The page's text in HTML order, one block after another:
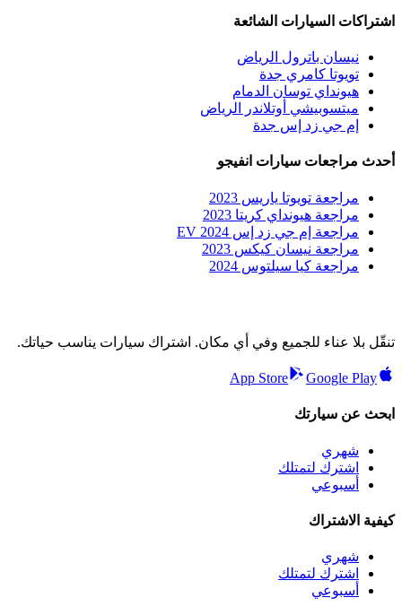
اشتراكات السيارات الشائعة
نيسان باترول الرياض
تويوتا كامري جدة
هيونداي توسان الدمام
ميتسوبيشي أوتلاندر الرياض
إم جي زد إس جدة
أحدث مراجعات سيارات انفيجو
مراجعة تويوتا ياريس 2023
مراجعة هيونداي كريتا 2023
مراجعة إم جي زد إس EV 2024
مراجعة نيسان كيكس 2023
مراجعة كيا سيلتوس 2024
تنقّل بلا عناء للجميع وفي أي مكان. اشتراك سيارات يناسب حياتك.
App Store Google Play
ابحث عن سيارتك
شهري
اشترك لتمتلك
أسبوعي
كيفية الاشتراك
شهري
اشترك لتمتلك
أسبوعي